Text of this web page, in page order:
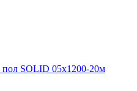
SOLID 05x1200-20м